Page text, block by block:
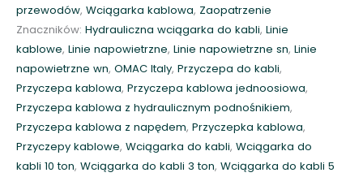
przewodów, Wciągarka kablowa, Zaopatrzenie
Znaczników: Hydrauliczna wciągarka do kabli, Linie
kablowe, Linie napowietrzne, Linie napowietrzne sn, Linie
napowietrzne wn, OMAC Italy, Przyczepa do kabli,
Przyczepa kablowa, Przyczepa kablowa jednoosiowa,
Przyczepa kablowa z hydraulicznym podnośnikiem,
Przyczepa kablowa z napędem, Przyczepka kablowa,
Przyczepy kablowe, Wciągarka do kabli, Wciągarka do
kabli 10 ton, Wciągarka do kabli 3 ton, Wciągarka do kabli 5